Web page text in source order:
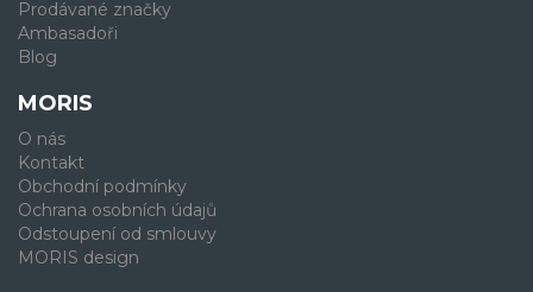
Prodávané značky
Ambasadoři
Blog
MORIS
O nás
Kontakt
Obchodní podmínky
Ochrana osobních údajů
Odstoupení od smlouvy
MORIS design